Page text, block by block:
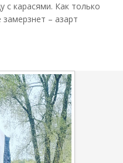
с карасями. Как только
– азарт